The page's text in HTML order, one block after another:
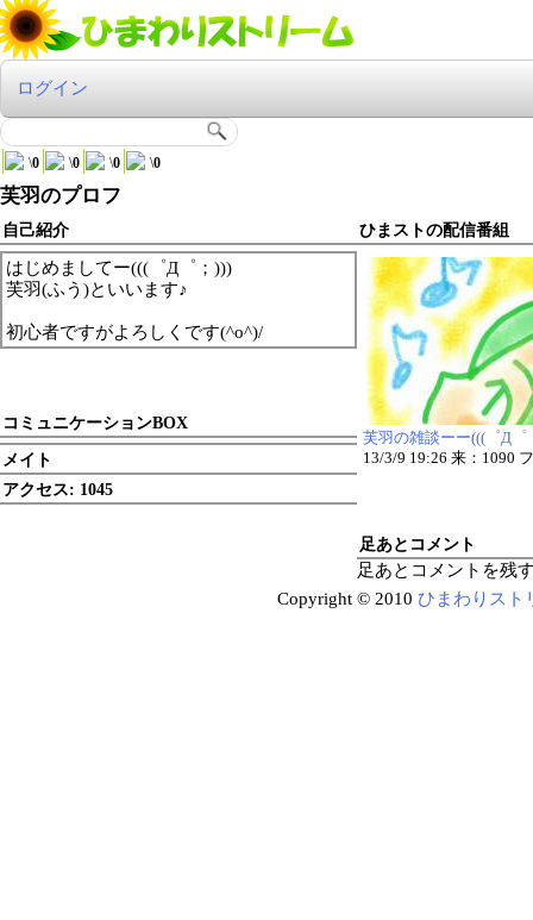
ログイン
\0 \0 \0 \0
芙羽のプロフ
自己紹介
はじめましてー(((゜Д゜；)))
芙羽(ふう)といいます♪
初心者ですがよろしくです(^o^)/
コミュニケーションBOX
メイト
アクセス: 1045
ひまストの配信番組
芙羽の雑談ーー(((゜Д゜
13/3/9 19:26 来：1090
足あとコメント
足あとコメントを残
Copyright © 2010 ひまわりスト